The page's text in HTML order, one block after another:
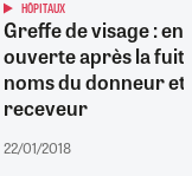
HÔPITAUX
Greffe de visage :
ouverte après la
noms du donneur et
receveur
22/01/2018